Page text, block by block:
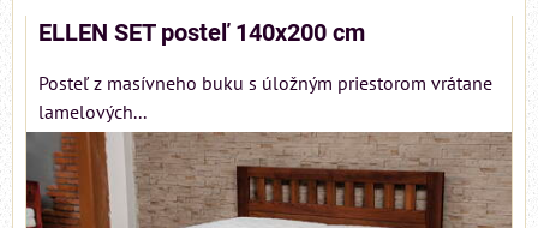
ELLEN SET posteľ 140x200 cm
Posteľ z masívneho buku s úložným priestorom vrátane
lamelových...